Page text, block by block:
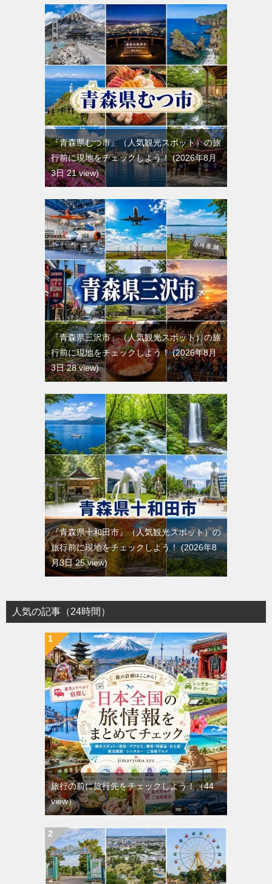
『青森県むつ市』（人気観光スポット）の旅
行前に現地をチェックしよう！ 2026年8月
3日 21 view
『青森県三沢市』（人気観光スポット）の旅
行前に現地をチェックしよう！ 2026年8月
3日 28 view
『青森県十和田市』（人気観光スポット）の
旅行前に現地をチェックしよう！ 2026年8
月3日 25 view
人気の記事（24時間）
旅行の前に旅行先をチェックしよう！（44
view）